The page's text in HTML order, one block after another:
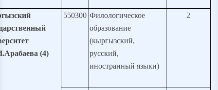
(4)
550300 Филологическое
образование
(кыргызский,
русский,
иностранный языки)
2